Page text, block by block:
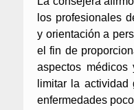
los profesionales
y orientación a
el fin de
aspectos médicos
limitar la
enfermedades